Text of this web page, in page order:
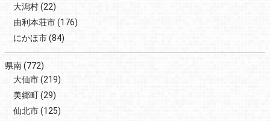
大潟村(22)
由利本荘市(176)
にかほ市(84)
県南(772)
大仙市(219)
美郷町(29)
仙北市(125)